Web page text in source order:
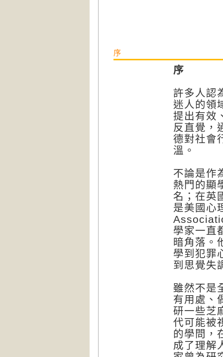
序
序
許多人認
迷人的領
提出有效
反直覺，
德對社會
溫。
不論是作
熱門的顯
名；在英
是美國心
學家一直
暗角落。
學到犯罪
到思覺失
雖然不是
有用處、
研一些芝
代可能被
的學問，
成了理解